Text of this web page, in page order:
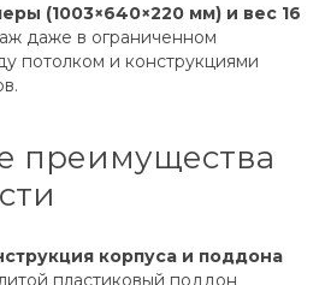
(1003×640×220 мм) и вес 16
даже в ограниченном
потолком и конструкциями
преимущества
корпуса и поддона
литой пластиковый поддон